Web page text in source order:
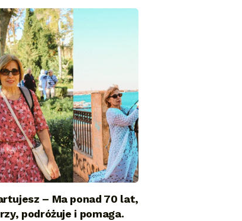
– Ma ponad 70 lat,
podróżuje i pomaga.